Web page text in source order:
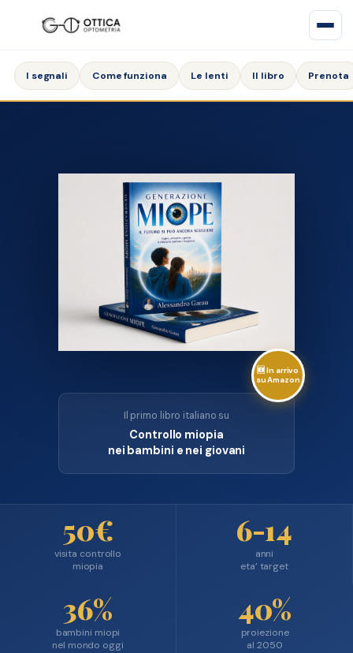
I segnali Come funziona Le lenti Il libro Prenota
🆕 In arrivo
su Amazon
Il primo libro italiano su
Controllo miopia
nei bambini e nei giovani
50€
visita controllo
miopia
6-14
anni
eta’ target
36%
bambini miopi
nel mondo oggi
40%
proiezione
al 2050